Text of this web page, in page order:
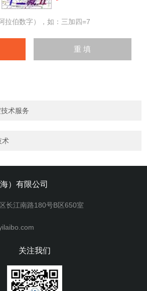
拉伯数字），如：三加四=7
术服务
术
）有限公司
长江南路180号B区650室
关注我们